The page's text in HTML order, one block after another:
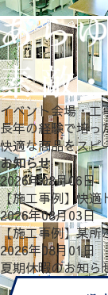
イベント会場・工
長年の経験で培っ
快適な商品をスピ
お知らせ
2026年08月06日
【施工事例】快
2026年08月03日
【施工事例】某所
2026年08月01日
夏期休暇のお知ら